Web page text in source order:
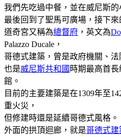
我們先吃過中餐，並在威尼斯的
最後回到了聖馬可廣場，接下
道奇宮又稱為總督府 ，英文為
Palazzo Ducale，
哥德式建築，曾是政府機關、法
也是威尼斯共和國 時期最高首
館。
目前的主要建築是在1309年至
重火災，
但修建時還是延續哥德式風格。
外面的拱頂迴廊，就是哥德式建